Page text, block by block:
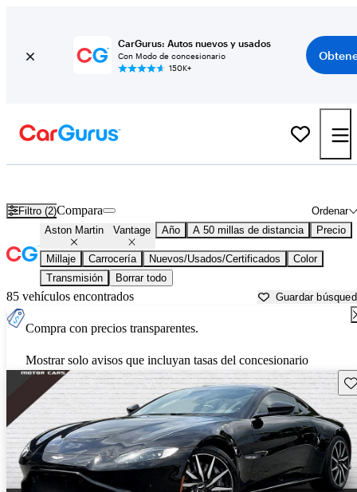
CarGurus: Autos nuevos y usados
Con Modo de concesionario
150K+
Filtro (2) Ordenar
Compara
Aston Martin Vantage Año A 50 millas de distancia Precio
Millaje Carrocería Nuevos/Usados/Certificados
Color
Transmisión
Borrar todo
85 vehículos encontrados Guardar
Compra con precios transparentes.
Mostrar solo avisos que incluyan tasas del concesionario